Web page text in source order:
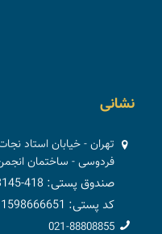
نشانی
تهران - خیابان استاد
فردوسی - ساختمان
صندوق پستی: 418-13145
کد پستی: 1598666651
021-88808855